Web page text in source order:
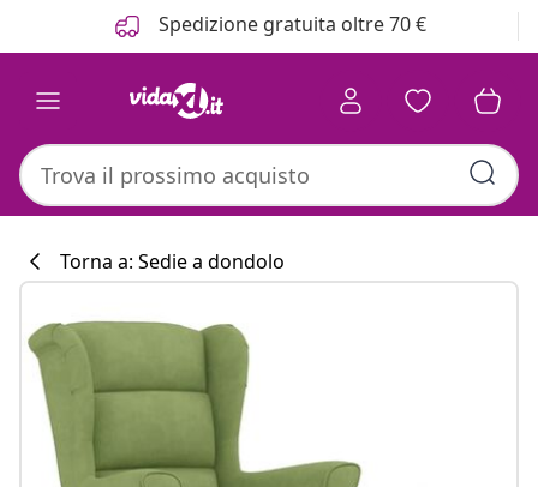
Spedizione gratuita oltre 70 €
Torna a: Sedie a dondolo